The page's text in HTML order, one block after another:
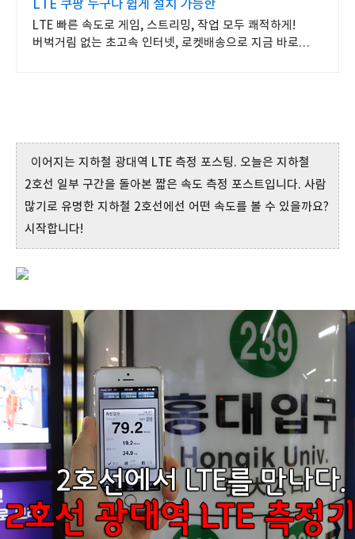
LTE 쿠팡 누구나 쉽게 설치 가능한
LTE 빠른 속도로 게임, 스트리밍, 작업 모두 쾌적하게!
버벅거림 없는 초고속 인터넷, 로켓배송으로 지금 바로
이어지는 지하철 광대역 LTE 측정 포스팅. 오늘은 지하철
2호선 일부 구간을 돌아본 짧은 속도 측정 포스트입니다. 사람
많기로 유명한 지하철 2호선에선 어떤 속도를 볼 수 있을까요?
시작합니다!